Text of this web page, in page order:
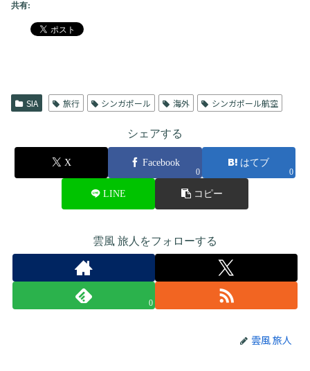
共有:
SIA 旅行 シンガポール 海外 シンガポール航空
シェアする
X Facebook
0
はてブ
0
LINE コピー
雲風 旅人をフォローする
0
雲風 旅人